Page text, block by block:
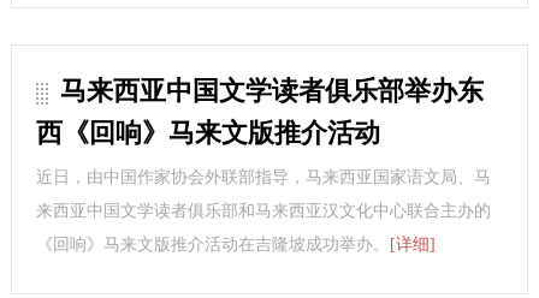
马来西亚中国文学读者俱乐部举办东
西《回响》马来文版推介活动
近日，由中国作家协会外联部指导，马来西亚国家语文局、马
来西亚中国文学读者俱乐部和马来西亚汉文化中心联合主办的
《回响》马来文版推介活动在吉隆坡成功举办。
[详细]